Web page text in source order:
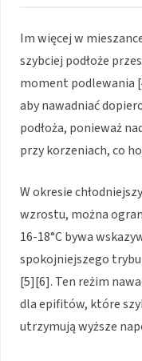
Im więcej w
szybciej podłoże
moment podlewania
aby nawadniać
podłoża, ponieważ
przy korzeniach, co
W okresie
wzrostu, można
16-18°C bywa
spokojniejszego
[5][6]. Ten reżim
dla epifitów, które
utrzymują wyższe